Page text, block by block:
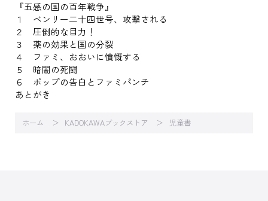
『五感の国の百年戦争』
１ ベンリー二十四世号、攻撃される
２ 圧倒的な目力！
３ 薬の効果と国の分裂
４ ファミ、おおいに憤慨する
５ 暗闇の死闘
６ ポップの告白とファミパンチ
あとがき
ホーム KADOKAWAブックストア 児童書